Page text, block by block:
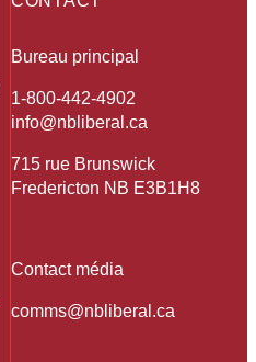
Bureau principal
1-800-442-4902
info@nbliberal.ca
715 rue Brunswick
Fredericton NB E3B1H8
Contact média
comms@nbliberal.ca